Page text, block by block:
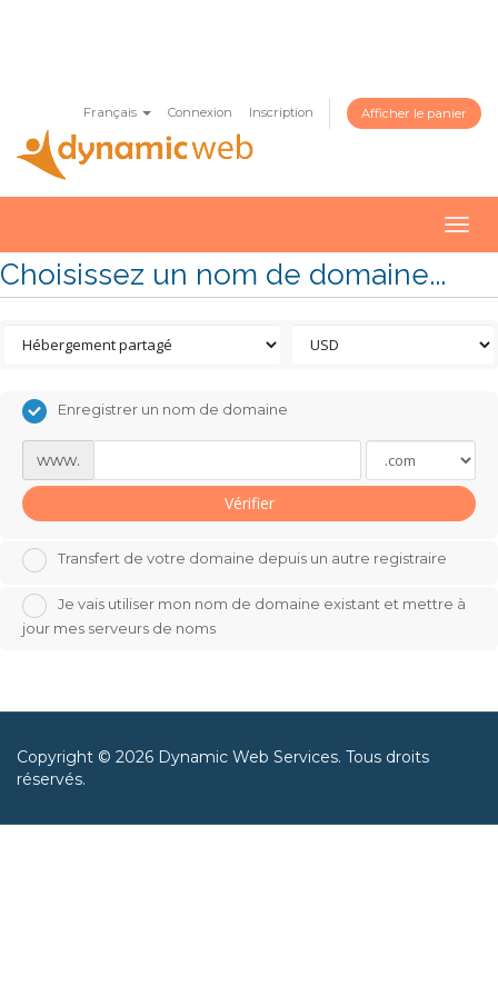
Français Connexion Inscription Afficher le panier
Choisissez un nom de domaine...
Enregistrer un nom de domaine
www.
Vérifier
Transfert de votre domaine depuis un autre registraire
Je vais utiliser mon nom de domaine existant et mettre à
jour mes serveurs de noms
Copyright © 2026 Dynamic Web Services. Tous droits
réservés.